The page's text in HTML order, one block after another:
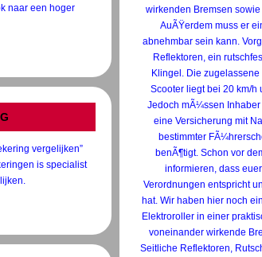
naar een hoger
vergelijken”
is specialist
wirkenden Bremsen
AuÃŸerdem muss er
abnehmbar sein kann.
Reflektoren, ein
Klingel. Die
Scooter liegt bei 20 km/h
Jedoch mÃ¼ssen
eine Versicherung mit
bestimmter
benÃ¶tigt. Schon vor
informieren, dass
Verordnungen entspricht
hat. Wir haben hier noch
Elektroroller in einer
voneinander wirkende
Seitliche Reflektoren,